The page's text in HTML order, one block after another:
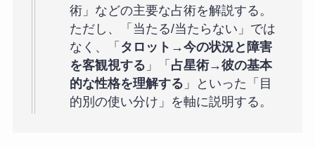
術」などの主要な占術を解説する。
ただし、「当たる/当たらない」では
なく、「 タロット→今の状況と障害
を客観視する 」「 占星術→彼の基本
的な性格を理解する 」といった「目
的別の使い分け」を軸に説明する。